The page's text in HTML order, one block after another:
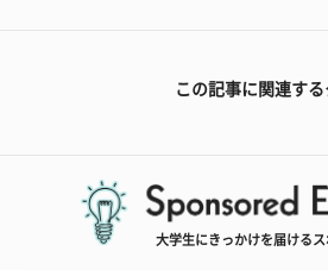
この記事に関連する
大学生にきっかけを届けるス